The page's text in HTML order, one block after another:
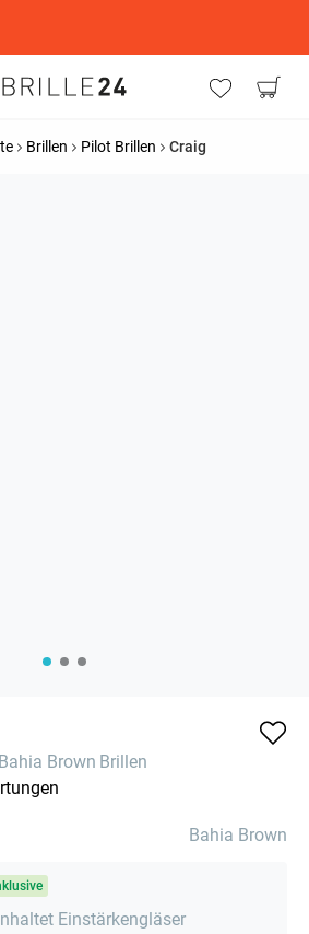
Brillen Pilot Brillen Craig
Bahia Brown Brillen
Bahia Brown
Einstärkengläser